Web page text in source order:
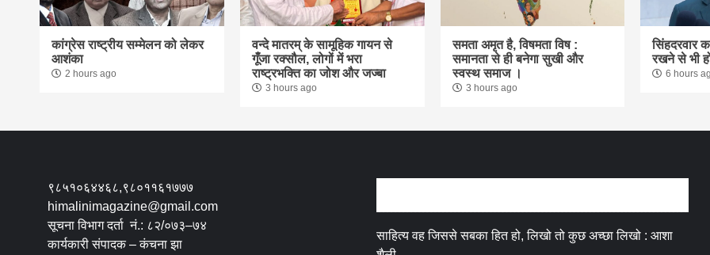
कांग्रेस राष्ट्रीय सम्मेलन को लेकर
आशंका
2 hours ago
वन्दे मातरम् के सामूहिक गायन से
गूंँजा रक्सौल, लोगों में भरा
राष्ट्रभक्ति का जोश और जज्बा
3 hours ago
समता अमृत है, विषमता विष :
समानता से ही बनेगा सुखी और
स्वस्थ समाज ।
3 hours ago
सिंहदरवार
रखने से भी
6 hours
९८५१०६४४६८,९८०११६१७७७
himalinimagazine@gmail.com
सूचना विभाग दर्ता नं.: ८२/०७३–७४
कार्यकारी संपादक – कंचना झा
साहित्य वह जिससे सबका हित हो, लिखो तो कुछ अच्छा लिखो : आशा